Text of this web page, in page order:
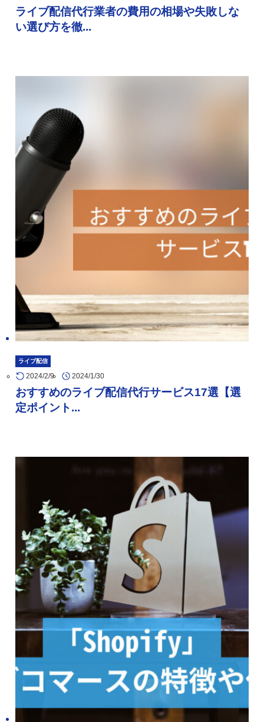
ライブ配信代行業者の費用の相場や失敗しな
い選び方を徹...
ライブ配信
2024/2/9 2024/1/30
おすすめのライブ配信代行サービス17選【選
定ポイント...